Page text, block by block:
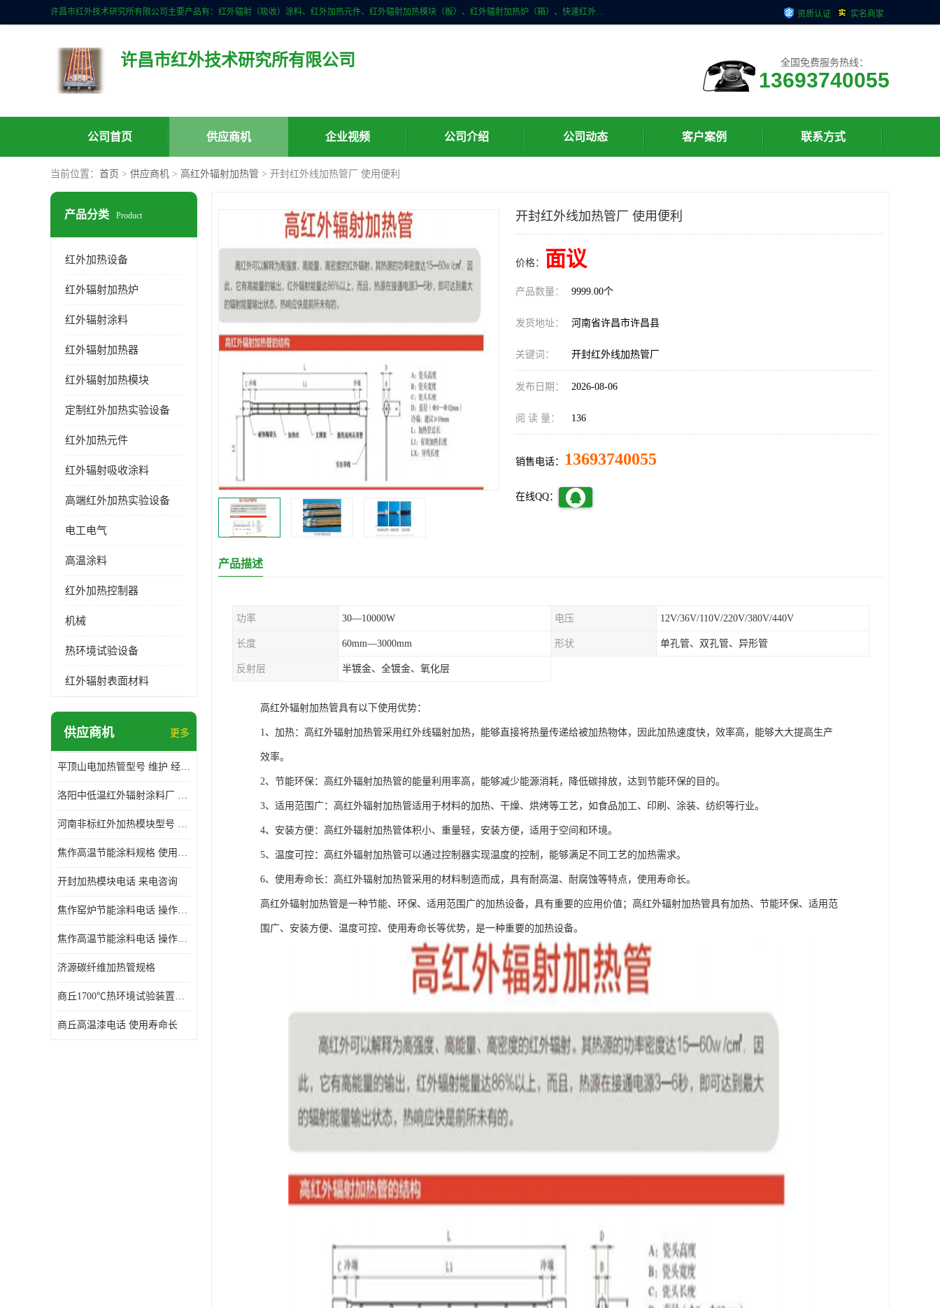
许昌市红外技术研究所有限公司主要产品有：红外辐射（吸收）涂料、红外加热元件、红外辐射加热模块（板）、红外辐射加热炉（箱）、快速红外辐射加热器、系列高端红外加热实验设备、系列红外加热控制器等。 资质认证 实名商家
许昌市红外技术研究所有限公司 全国免费服务热线：
13693740055
公司首页 供应商机 企业视频 公司介绍 公司动态 客户案例 联系方式
当前位置： 首页 > 供应商机 > 高红外辐射加热管 > 开封红外线加热管厂 使用便利
产品分类 Product
红外加热设备
红外辐射加热炉
红外辐射涂料
红外辐射加热器
红外辐射加热模块
定制红外加热实验设备
红外加热元件
红外辐射吸收涂料
高端红外加热实验设备
电工电气
高温涂料
红外加热控制器
机械
热环境试验设备
红外辐射表面材料
供应商机 更多
平顶山电加热管型号 维护 经验丰富
洛阳中低温红外辐射涂料厂 使用便利
河南非标红外加热模块型号 操作方便
焦作高温节能涂料规格 使用寿命长 标志明显
开封加热模块电话 来电咨询
焦作窑炉节能涂料电话 操作方便
焦作高温节能涂料电话 操作方便
济源碳纤维加热管规格
商丘1700℃热环境试验装置厂家 技术成熟
商丘高温漆电话 使用寿命长
开封红外线加热管厂 使用便利
价格： 面议
产品数量： 9999.00个
发货地址： 河南省许昌市许昌县
关键词： 开封红外线加热管厂
发布日期： 2026-08-06
阅 读 量： 136
销售电话： 13693740055
在线QQ：
产品描述
功率 30—10000W 电压 12V/36V/110V/220V/380V/440V
长度 60mm—3000mm 形状 单孔管、双孔管、异形管
反射层 半镀金、全镀金、氧化层
高红外辐射加热管具有以下使用优势：
1、加热：高红外辐射加热管采用红外线辐射加热，能够直接将热量传递给被加热物体，因此加热速度快，效率高，能够大大提高生产
效率。
2、节能环保：高红外辐射加热管的能量利用率高，能够减少能源消耗，降低碳排放，达到节能环保的目的。
3、适用范围广：高红外辐射加热管适用于材料的加热、干燥、烘烤等工艺，如食品加工、印刷、涂装、纺织等行业。
4、安装方便：高红外辐射加热管体积小、重量轻，安装方便，适用于空间和环境。
5、温度可控：高红外辐射加热管可以通过控制器实现温度的控制，能够满足不同工艺的加热需求。
6、使用寿命长：高红外辐射加热管采用的材料制造而成，具有耐高温、耐腐蚀等特点，使用寿命长。
高红外辐射加热管是一种节能、环保、适用范围广的加热设备，具有重要的应用价值；高红外辐射加热管具有加热、节能环保、适用范
围广、安装方便、温度可控、使用寿命长等优势，是一种重要的加热设备。